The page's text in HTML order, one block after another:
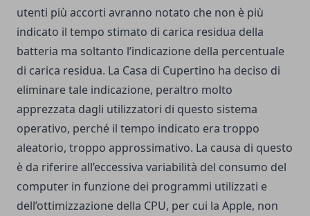
utenti più accorti avranno notato che non è più
indicato il tempo stimato di carica residua della
batteria ma soltanto l’indicazione della percentuale
di carica residua. La Casa di Cupertino ha deciso di
eliminare tale indicazione, peraltro molto
apprezzata dagli utilizzatori di questo sistema
operativo, perché il tempo indicato era troppo
aleatorio, troppo approssimativo. La causa di questo
è da riferire all’eccessiva variabilità del consumo del
computer in funzione dei programmi utilizzati e
dell’ottimizzazione della CPU, per cui la Apple, non